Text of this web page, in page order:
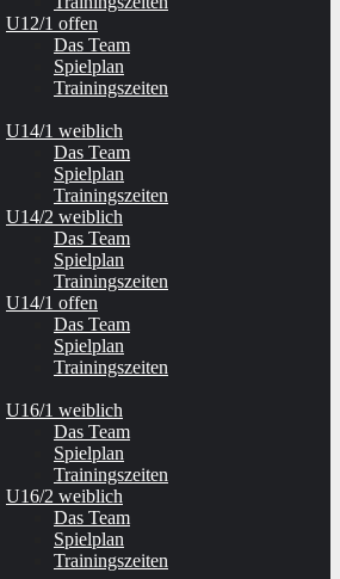
U12/1 offen
Das Team
Spielplan
Trainingszeiten
U14/1 weiblich
Das Team
Spielplan
Trainingszeiten
U14/2 weiblich
Das Team
Spielplan
Trainingszeiten
U14/1 offen
Das Team
Spielplan
Trainingszeiten
U16/1 weiblich
Das Team
Spielplan
Trainingszeiten
U16/2 weiblich
Das Team
Spielplan
Trainingszeiten